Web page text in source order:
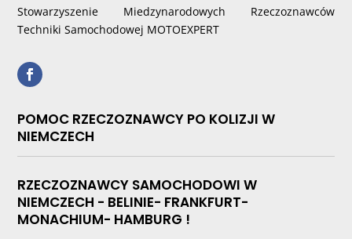
Stowarzyszenie Miedzynarodowych Rzeczoznawców
Techniki Samochodowej MOTOEXPERT
POMOC RZECZOZNAWCY PO KOLIZJI W
NIEMCZECH
RZECZOZNAWCY SAMOCHODOWI W
NIEMCZECH - BELINIE- FRANKFURT-
MONACHIUM- HAMBURG !